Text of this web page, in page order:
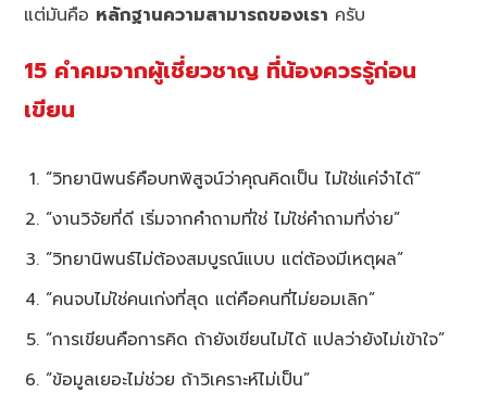
แต่มันคือ หลักฐานความสามารถของเรา ครับ
15 คำคมจากผู้เชี่ยวชาญ ที่น้องควรรู้ก่อน
เขียน
“วิทยานิพนธ์คือบทพิสูจน์ว่าคุณคิดเป็น ไม่ใช่แค่จำได้”
“งานวิจัยที่ดี เริ่มจากคำถามที่ใช่ ไม่ใช่คำถามที่ง่าย”
“วิทยานิพนธ์ไม่ต้องสมบูรณ์แบบ แต่ต้องมีเหตุผล”
“คนจบไม่ใช่คนเก่งที่สุด แต่คือคนที่ไม่ยอมเลิก”
“การเขียนคือการคิด ถ้ายังเขียนไม่ได้ แปลว่ายังไม่เข้าใจ”
“ข้อมูลเยอะไม่ช่วย ถ้าวิเคราะห์ไม่เป็น”